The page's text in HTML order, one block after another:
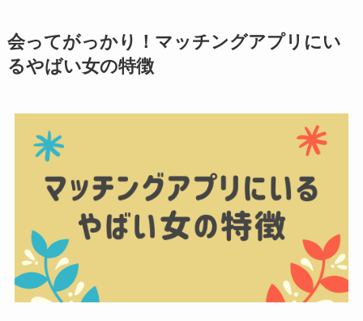
会ってがっかり！マッチングアプリにい
るやばい女の特徴